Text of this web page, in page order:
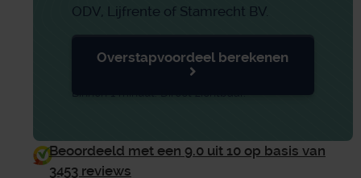
ODV, Lijfrente of Stamrecht BV.
Overstapvoordeel berekenen
Binnen 1 minuut. Direct zichtbaar.
Beoordeeld met een 9.0 uit 10 op basis van
3453 reviews